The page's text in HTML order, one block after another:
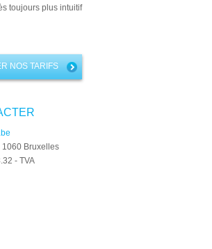
toujours plus intuitif
NOS TARIFS
1060 Bruxelles
- TVA